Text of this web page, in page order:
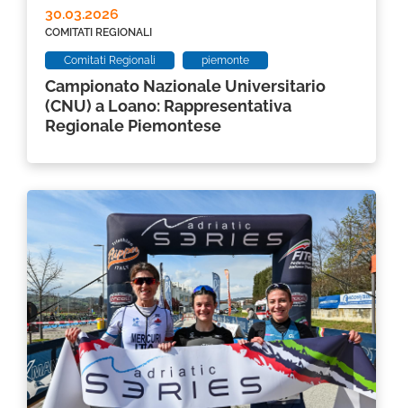
Campionato Nazionale Universitario
(CNU) a Loano: Rappresentativa
Regionale Piemontese
COMITATI REGIONALI
30.03.2026
Comitati Regionali piemonte